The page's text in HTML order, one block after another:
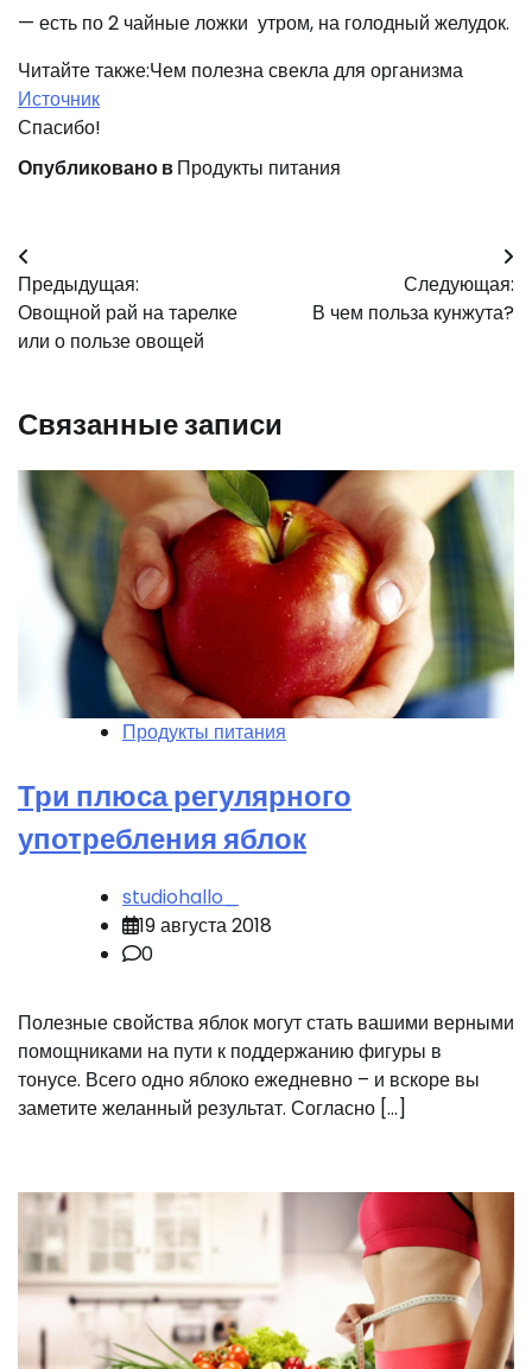
— есть по 2 чайные ложки утром, на голодный желудок.
Читайте также:Чем полезна свекла для организма
Источник
Спасибо!
Опубликовано вПродукты питания
Навигация
по
записям
Предыдущая:
Овощной рай на тарелке
или о пользе овощей
Следующая:
В чем польза кунжута?
Связанные записи
Продукты питания
Три плюса регулярного
употребления яблок
studiohallo_
19 августа 2018
0
Полезные свойства яблок могут стать вашими верными
помощниками на пути к поддержанию фигуры в
тонусе. Всего одно яблоко ежедневно – и вскоре вы
заметите желанный результат. Согласно […]